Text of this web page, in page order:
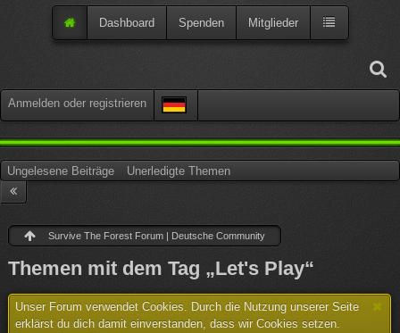
Anmelden oder registrieren
Dashboard Spenden Mitglieder
Ungelesene Beiträge Unerledigte Themen
Survive The Forest Forum | Deutsche Community
Themen mit dem Tag „Let's Play“
Unser Forum verwendet Cookies. Durch die Nutzung unserer Seite
erklärst du dich damit einverstanden, dass wir Cookies setzen.